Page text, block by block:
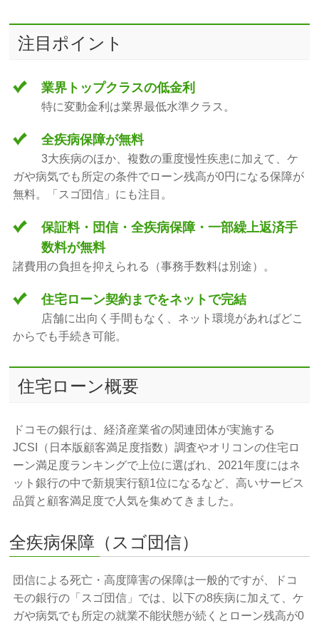
注目ポイント
業界トップクラスの低金利
特に変動金利は業界最低水準クラス。
全疾病保障が無料
3大疾病のほか、複数の重度慢性疾患に加えて、ケ
ガや病気でも所定の条件でローン残高が0円になる保障が
無料。「スゴ団信」にも注目。
保証料・団信・全疾病保障・一部繰上返済手
数料が無料
諸費用の負担を抑えられる（事務手数料は別途）。
住宅ローン契約までをネットで完結
店舗に出向く手間もなく、ネット環境があればどこ
からでも手続き可能。
住宅ローン概要
ドコモの銀行は、経済産業省の関連団体が実施する
JCSI（日本版顧客満足度指数）調査やオリコンの住宅ロ
ーン満足度ランキングで上位に選ばれ、2021年度にはネ
ット銀行の中で新規実行額1位になるなど、高いサービス
品質と顧客満足度で人気を集めてきました。
全疾病保障（スゴ団信）
団信による死亡・高度障害の保障は一般的ですが、ドコ
モの銀行の「スゴ団信」では、以下の8疾病に加えて、ケ
ガや病気でも所定の就業不能状態が続くとローン残高が0